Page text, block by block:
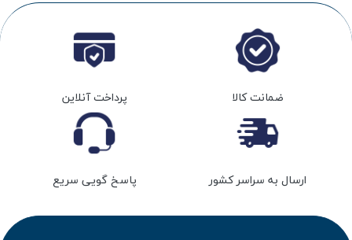
ضمانت کالا پرداخت آنلاین
ارسال به سراسر کشور پاسخ گویی سریع